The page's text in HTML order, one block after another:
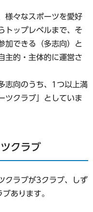
様々なスポーツを愛好
トップレベルまで、そ
加できる（多志向）と
主的・主体的に運営さ
志向のうち、1つ以上満
ツクラブ」としていま
クラブ
クラブが3クラブ、しず
あります。